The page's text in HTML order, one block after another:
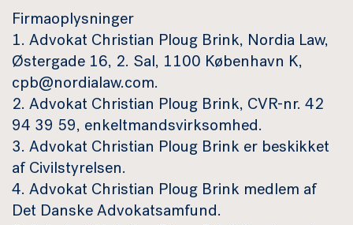
Firmaoplysninger
1. Advokat Christian Ploug Brink, Nordia Law,
Østergade 16, 2. Sal, 1100 København K,
cpb@nordialaw.com.
2. Advokat Christian Ploug Brink, CVR-nr. 42
94 39 59, enkeltmandsvirksomhed.
3. Advokat Christian Ploug Brink er beskikket
af Civilstyrelsen.
4. Advokat Christian Ploug Brink medlem af
Det Danske Advokatsamfund.